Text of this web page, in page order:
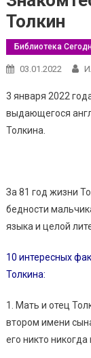
Толкин
Библиотека
03.01.2022
3 января 2022
выдающегося
Толкина.
За 81 год жизни
бедности
языка и целой
10 интересных
Толкина:
1. Мать и отец
втором имени
его никто никогда